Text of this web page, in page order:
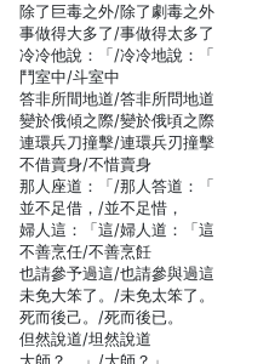
除了巨毒之外/除了劇毒之外
事做得大多了/事做得太多了
冷冷他說：「/冷冷地說：「
鬥室中/斗室中
答非所間地道/答非所問地道
變於俄傾之際/變於俄頃之際
連環兵刀撞擊/連環兵刃撞擊
不借賣身/不惜賣身
那人座道：「/那人答道：「
並不足借，/並不足惜，
婦人這：「這/婦人道：「這
不善烹任/不善烹飪
也請參予過這/也請參與過這
未免大笨了。/未免太笨了。
死而後己。/死而後已。
但然說道/坦然說道